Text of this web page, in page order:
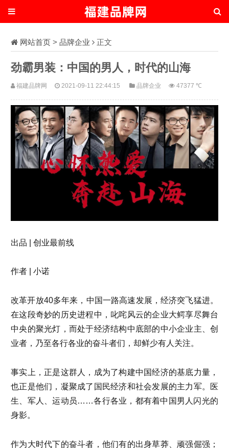
网站首页 > 品牌企业 正文
劲霸男装：中国的男人，时代的山海
福建品牌网 2021-09-11 22:44:15 品牌企业 47377 ℃
出品 | 创业最前线
作者 | 小诺
改革开放40多年来，中国一路高速发展，经济突飞猛进。
在这段奇妙的历史进程中，叱咤风云的企业大鳄享尽舞台
中央的聚光灯，而处于经济结构中底部的中小企业主、创
业者，乃至各行各业的奋斗者们，却鲜少有人关注。
事实上，正是这群人，成为了构建中国经济的基底力量，
也正是他们，凝聚成了国民经济和社会发展的主力军。医
生、军人、运动员……各行各业，都有着中国男人闪光的
身影。
作为大时代下的奋斗者，他们有的出身草莽、顽强倔强；